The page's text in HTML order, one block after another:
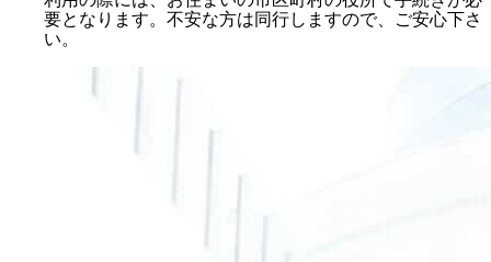
要となります。不安な方は同行しますので、ご安心下さ
い。